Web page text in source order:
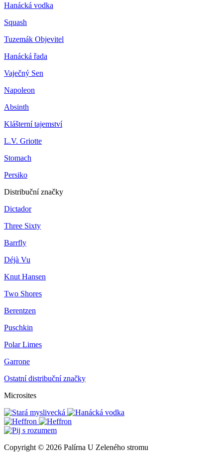
Hanácká vodka
Squash
Tuzemák Objevitel
Hanácká řada
Vaječný Sen
Napoleon
Absinth
Klášterní tajemství
L.V. Griotte
Stomach
Persiko
Distribuční značky
Dictador
Three Sixty
Barrfly
Déjà Vu
Knut Hansen
Two Shores
Berentzen
Puschkin
Polar Limes
Garrone
Ostatní distribuční značky
Microsites
Copyright © 2026 Palírna U Zeleného stromu